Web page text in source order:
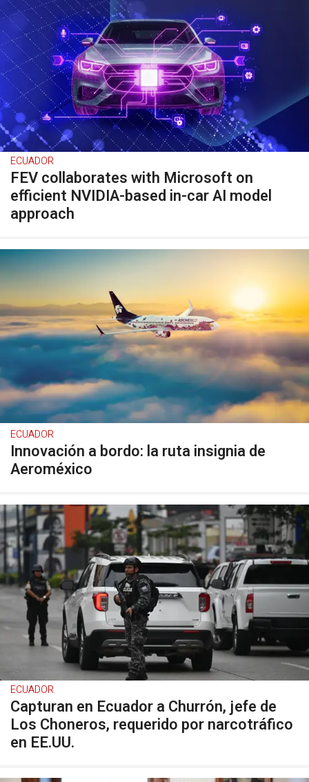
ECUADOR
FEV collaborates with Microsoft on
efficient NVIDIA-based in-car AI model
approach
ECUADOR
Innovación a bordo: la ruta insignia de
Aeroméxico
ECUADOR
Capturan en Ecuador a Churrón, jefe de
Los Choneros, requerido por narcotráfico
en EE.UU.